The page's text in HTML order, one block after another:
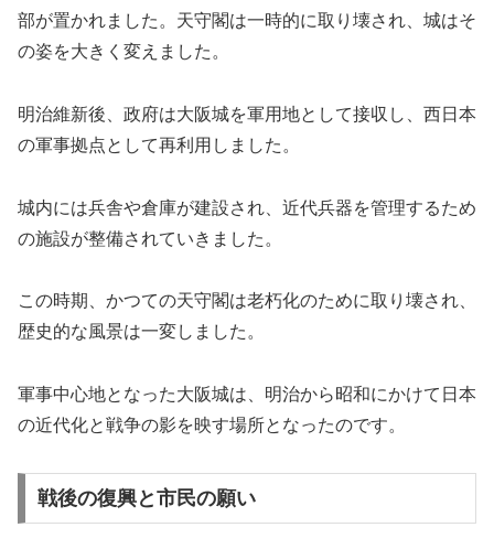
部が置かれました。天守閣は一時的に取り壊され、城はそ
の姿を大きく変えました。
明治維新後、政府は大阪城を軍用地として接収し、西日本
の軍事拠点として再利用しました。
城内には兵舎や倉庫が建設され、近代兵器を管理するため
の施設が整備されていきました。
この時期、かつての天守閣は老朽化のために取り壊され、
歴史的な風景は一変しました。
軍事中心地となった大阪城は、明治から昭和にかけて日本
の近代化と戦争の影を映す場所となったのです。
戦後の復興と市民の願い